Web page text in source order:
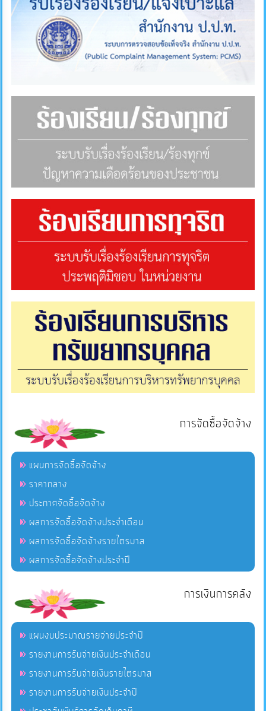
ดำเนิน
ป้องกัน
ทุจริต
มาตรการ
ภายใน
ป้องกัน
ทุจริต
Service
Q&A
ติดต่อ
การจัดซื้อจัดจ้าง
แผนการจัดซื้อจัดจ้าง
ราคากลาง
ประกาศจัดซื้อจัดจ้าง
ผลการจัดซื้อจัดจ้างประจำเดือน
ผลการจัดซื้อจัดจ้างรายไตรมาส
ผลการจัดซื้อจัดจ้างประจำปี
การเงินการคลัง
แผนงบประมาณรายจ่ายประจำปี
รายงานการรับจ่ายเงินประจำเดือน
รายงานการรับจ่ายเงินรายไตรมาส
รายงานการรับจ่ายเงินประจำปี